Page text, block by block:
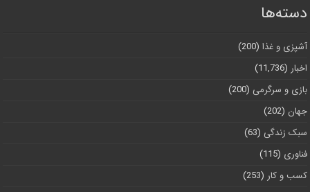
دسته‌ها
آشپزی و غذا (200)
اخبار (11,736)
بازی و سرگرمی (200)
جهان (202)
سبک زندگی (63)
فناوری (115)
کسب و کار (253)